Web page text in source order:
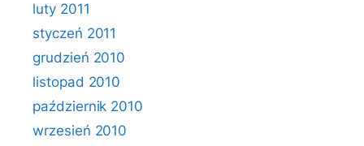
luty 2011
styczeń 2011
grudzień 2010
listopad 2010
październik 2010
wrzesień 2010